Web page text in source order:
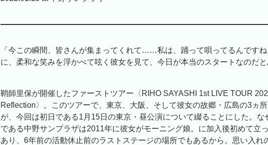
「今この瞬間、皆さんが集まってくれて……私は、踊って唄ってるんです
に、柔和な笑みを浮かべて呟く彼女を見て、今日が本当のスタートなのだと
鞘師里保が開催したファーストツアー〈RIHO SAYASHI 1st LIVE TOUR
Reflection〉。このツアーで、東京、大阪、そして彼女の故郷・広島の3ヵ
が、今回は初日である1月15日の東京・昼公演について綴ることにした。な
である中野サンプラザは2011年に彼女がモーニング娘。に加入後初めて立
あり、6年前の活動休止前のラストステージの場所でもあるから。思い入れ